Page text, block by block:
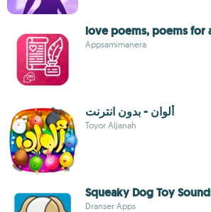
love poems, poems for
Appsamimanera
ألوان - بدون انترنت
Toyor Aljanah
Squeaky Dog Toy
Dranser Apps